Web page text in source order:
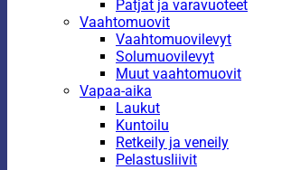
Patjat ja varavuoteet
Vaahtomuovit
Vaahtomuovilevyt
Solumuovilevyt
Muut vaahtomuovit
Vapaa-aika
Laukut
Kuntoilu
Retkeily ja veneily
Pelastusliivit